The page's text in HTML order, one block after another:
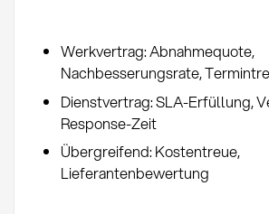
Werkvertrag: Abnahmequote,
Nachbesserungsrate,
Dienstvertrag: SLA-Erfüllung,
Response-Zeit
Übergreifend: Kostentreue,
Lieferantenbewertung